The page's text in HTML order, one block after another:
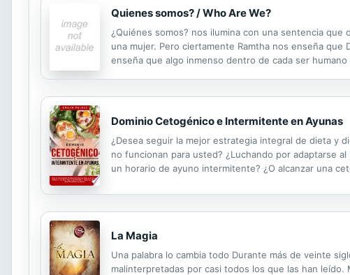
Quienes somos? / Who Are We?
¿Quiénes somos? nos ilumina con una sentencia
una mujer. Pero ciertamente Ramtha nos enseña
enseña que algo inmenso dentro de cada ser
Dominio Cetogénico e Intermitente en Ayunas
¿Desea seguir la mejor estrategia integral de dieta y
no funcionan para usted? ¿Luchando por adaptarse
un horario de ayuno intermitente? ¿O alcanzar una
La Magia
Una palabra lo cambia todo Durante más de veinte
malinterpretadas por casi todos los que las han